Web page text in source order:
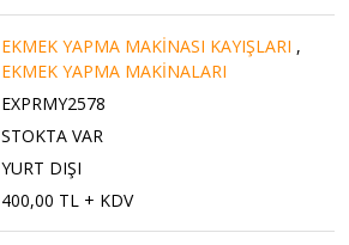
EKMEK YAPMA MAKİNASI KAYIŞLARI ,
EKMEK YAPMA MAKİNALARI
EXPRMY2578
STOKTA VAR
YURT DIŞI
400,00 TL + KDV